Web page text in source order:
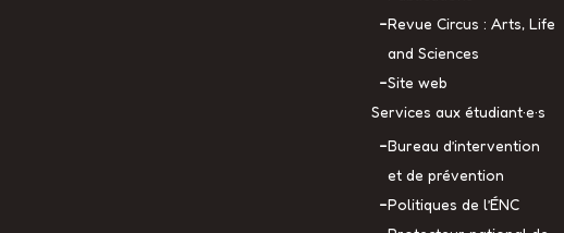
Revue Circus : Arts, Life
and Sciences
Site web
Services aux étudiant·e·s
Bureau d’intervention
et de prévention
Politiques de l’ÉNC